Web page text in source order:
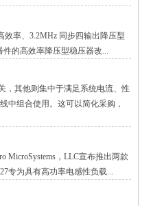
效率、3.2MHz 同步四输出降压型
的高效率降压型稳压器改...
，其他则集中于满足系统电流、性
中组合使用。这可以简化采购，
MicroSystems，LLC宣布推出两款
专为具有高功率电感性负载...